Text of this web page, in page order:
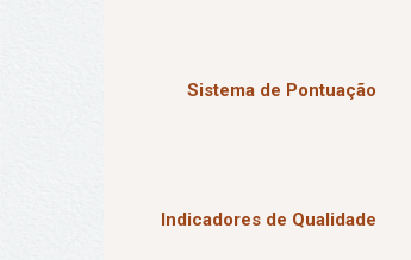
Sistema de Pontuação
Indicadores de Qualidade